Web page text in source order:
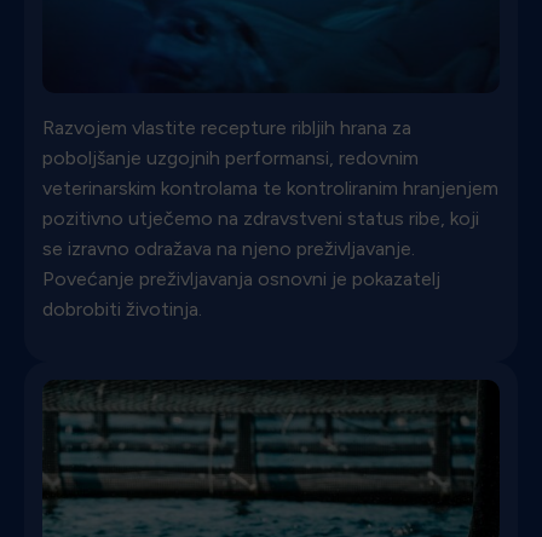
Razvojem vlastite recepture ribljih hrana za
poboljšanje uzgojnih performansi, redovnim
veterinarskim kontrolama te kontroliranim hranjenjem
pozitivno utječemo na zdravstveni status ribe, koji
se izravno odražava na njeno preživljavanje.
Povećanje preživljavanja osnovni je pokazatelj
dobrobiti životinja.